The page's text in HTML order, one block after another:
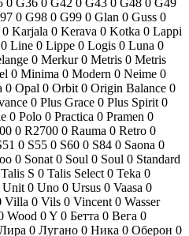
0 G98 0 G99 0 Glan 0 Guss 0
0 Karjala 0 Kerava 0 Kotka 0 Lappi
0 Line 0 Lippe 0 Logis 0 Luna 0
0 Merkur0 Metris 0 Metris
0 Minima 0 Modern 0 Neime 0
0 Opal 0 Orbit 0 Origin Balance 0
0 Plus Grace 0 Plus Spirit 0
0 Polo 0 Practica 0 Pramen 0
0 R2700 0 Rauma 0 Retro 0
0 S55 0 S60 0 S84 0 Saona 0
0 Sonat 0 Soul 0 Soul 0 Standard
Talis S 0 Talis Select 0 Teka 0
Unit 0 Uno 0 Ursus 0 Vaasa 0
Villa 0 Vils 0 Vincent 0 Wasser
Wood 0Y 0 Бетта 0 Вега 0
0 Лугано 0 Ника 0 Оберон 0